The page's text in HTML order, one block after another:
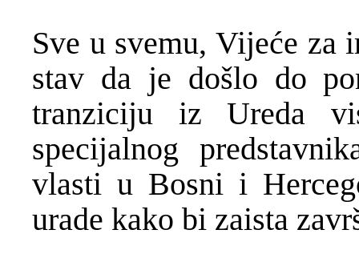
Sve u svemu, Vijeće za
stav da je došlo do
tranziciju iz Ureda
specijalnog
vlasti u Bosni i
urade kako bi zaista